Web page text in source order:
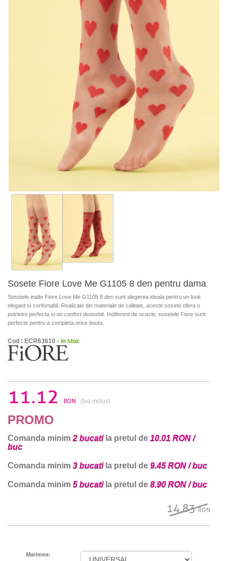
Sosete Fiore Love Me G1105 8 den pentru dama
Sosetele inalte Fiore Love Me G1105 8 den sunt alegerea ideala pentru un look
elegant si confortabil. Realizate din materiale de calitate, aceste sosete ofera o
potrivire perfecta si un confort deosebit. Indiferent de ocazie, sosetele Fiore sunt
perfecte pentru a completa orice tinuta.
Cod : ECR63610 - in stoc
11.12 RON (tva inclus)
PROMO
Comanda minim 2 bucatila pretul de 10.01 RON /
buc
Comanda minim 3 bucatila pretul de 9.45 RON / buc
Comanda minim 5 bucatila pretul de 8.90 RON / buc
14.83RON
Marimea: